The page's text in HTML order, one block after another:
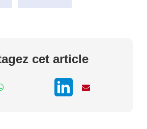
cet article